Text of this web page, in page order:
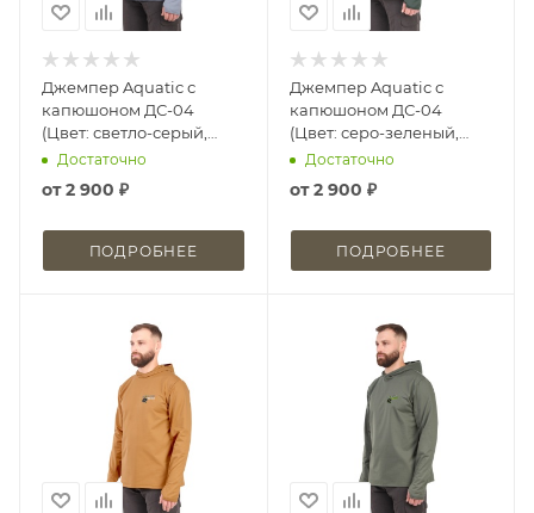
Джемпер Aquatic с
капюшоном ДС-04
(Цвет: светло-серый,
размер: 46, принт: Logic
Достаточно
от2 900 ₽
ПОДРОБНЕЕ
Джемпер Aquatic с
капюшоном ДС-04
(Цвет: серо-зеленый,
размер: 46, принт: Logic
Достаточно
от2 900 ₽
ПОДРОБНЕЕ